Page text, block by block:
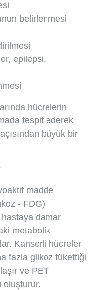
belirlenmesi
epilepsi,
hücrelerin
tespit ederek
açısından büyük bir
madde
- FDG)
hastaya damar
metabolik
Kanserli hücreler
fazla glikoz tükettiği
ve PET
oluşturur.